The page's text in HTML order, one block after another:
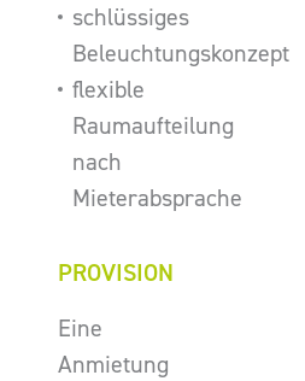
schlüssiges
Beleuchtungskonzept
flexible
Raumaufteilung
nach
Mieterabsprache
PROVISION
Eine
Anmietung